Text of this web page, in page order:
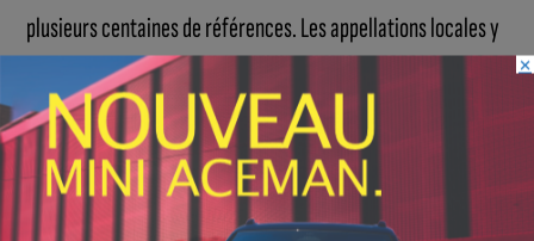
plusieurs centaines de références. Les appellations locales y
tiennent une place de choix, avec de nombreux Santenay
villages et premiers crus, mais aussi de belles découvertes
bourguignonnes proposées à des tarifs accessibles. Un atout
majeur qui renforce l’expérience globale.
×